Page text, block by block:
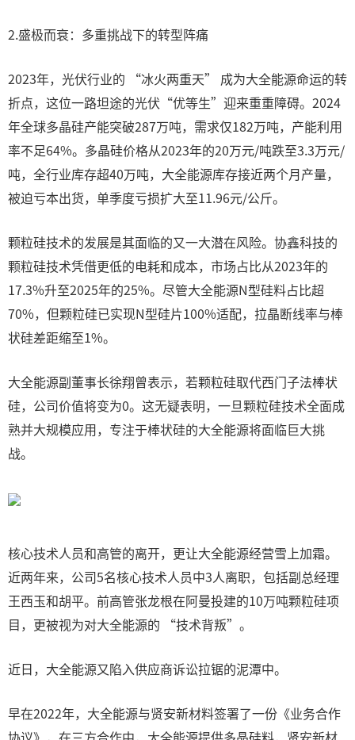
2.盛极而衰：多重挑战下的转型阵痛
2023年，光伏行业的 “冰火两重天” 成为大全能源命运的转
折点，这位一路坦途的光伏“优等生”迎来重重障碍。2024
年全球多晶硅产能突破287万吨，需求仅182万吨，产能利用
率不足64%。多晶硅价格从2023年的20万元/吨跌至3.3万元/
吨，全行业库存超40万吨，大全能源库存接近两个月产量，
被迫亏本出货，单季度亏损扩大至11.96元/公斤。
颗粒硅技术的发展是其面临的又一大潜在风险。协鑫科技的
颗粒硅技术凭借更低的电耗和成本，市场占比从2023年的
17.3%升至2025年的25%。尽管大全能源N型硅料占比超
70%，但颗粒硅已实现N型硅片100%适配，拉晶断线率与棒
状硅差距缩至1%。
大全能源副董事长徐翔曾表示，若颗粒硅取代西门子法棒状
硅，公司价值将变为0。这无疑表明，一旦颗粒硅技术全面成
熟并大规模应用，专注于棒状硅的大全能源将面临巨大挑
战。
核心技术人员和高管的离开，更让大全能源经营雪上加霜。
近两年来，公司5名核心技术人员中3人离职，包括副总经理
王西玉和胡平。前高管张龙根在阿曼投建的10万吨颗粒硅项
目，更被视为对大全能源的 “技术背叛”。
近日，大全能源又陷入供应商诉讼拉锯的泥潭中。
早在2022年，大全能源与贤安新材料签署了一份《业务合作